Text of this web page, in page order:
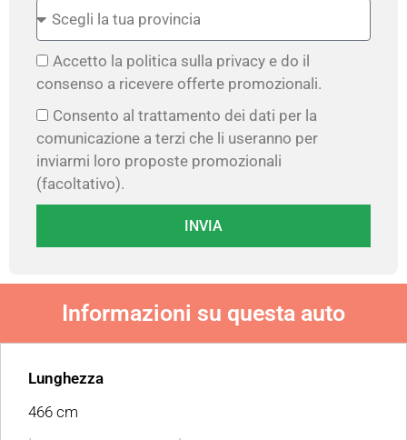
Accetto la politica sulla privacy e do il
consenso a ricevere offerte promozionali.
Consento al trattamento dei dati per la
comunicazione a terzi che li useranno per
inviarmi loro proposte promozionali
(facoltativo).
INVIA
Informazioni su questa auto
Lunghezza
466 cm